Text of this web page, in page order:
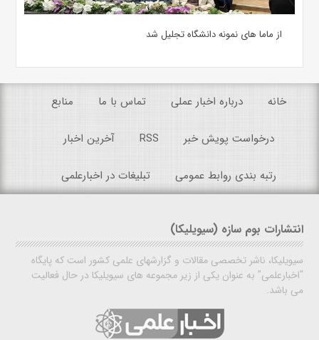
از ماما های نمونه دانشگاه تجلیل شد
خانه درباره اخبار عملی تماس با ما منابع
درخواست پویش خبر RSS آخرین اخبار
رتبه بندی روابط عمومی تبلیغات در اخبارعلمی
انتشارات بوم سازه (سیویلیکا)
سیویلیکا، ناشر تخصصی مقالات و گزارشهای علمی کشور است که پایگاه
"اخبارعلمی" به عنوان یکی از زیر مجموعه های سیویلیکا در حال فعالیت
می باشد.